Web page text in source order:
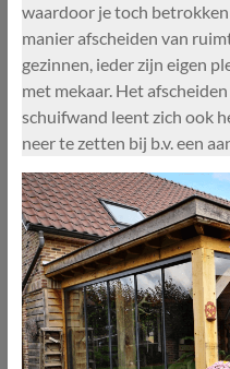
waardoor je toch
manier afscheiden van
gezinnen, ieder zijn eigen
met mekaar. Het
schuifwand leent zich ook
neer te zetten bij b.v. een